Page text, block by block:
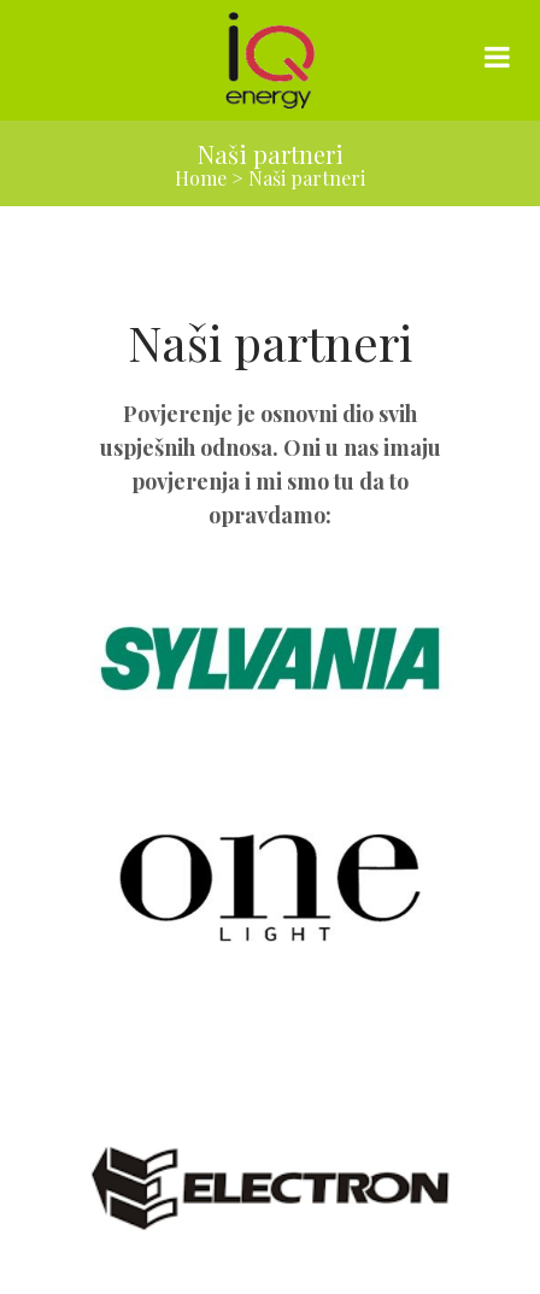
Naši partneri
Home > Naši partneri
Naši partneri
Povjerenje je osnovni dio svih
uspješnih odnosa. Oni u nas imaju
povjerenja i mi smo tu da to
opravdamo: